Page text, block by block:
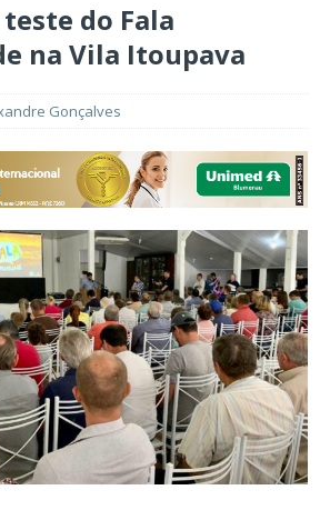
do Fala
na Vila Itoupava
Gonçalves